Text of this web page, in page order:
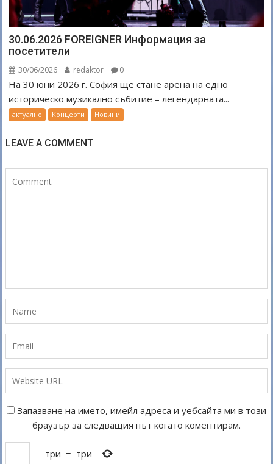
30.06.2026 FOREIGNER Информация за
посетители
30/06/2026 redaktor 0
На 30 юни 2026 г. София ще стане арена на едно
историческо музикално събитие – легендарната...
актуално Концерти Новини
LEAVE A COMMENT
Запазване на името, имейл адреса и уебсайта ми в този
браузър за следващия път когато коментирам.
− три = три